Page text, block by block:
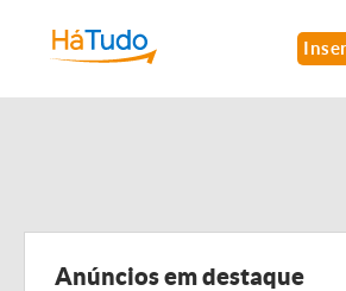
Anúncios em destaque